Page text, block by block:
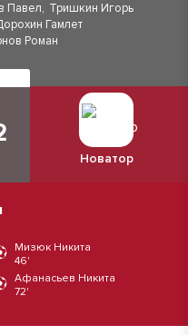
Павел, Тришкин Игорь
Гамлет
Роман
Новатор
Мизюк Никита
46'
Афанасьев Никита
72'